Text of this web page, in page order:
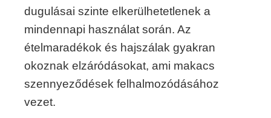
dugulásai szinte elkerülhetetlenek a
mindennapi használat során. Az
ételmaradékok és hajszálak gyakran
okoznak elzáródásokat, ami makacs
szennyeződések felhalmozódásához
vezet.